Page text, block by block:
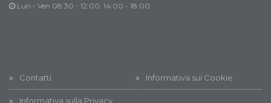
Lun - Ven 08:30 - 12:00, 14:00 - 18:00
Contatti Informativa sui Cookie
Informativa sulla Privacy